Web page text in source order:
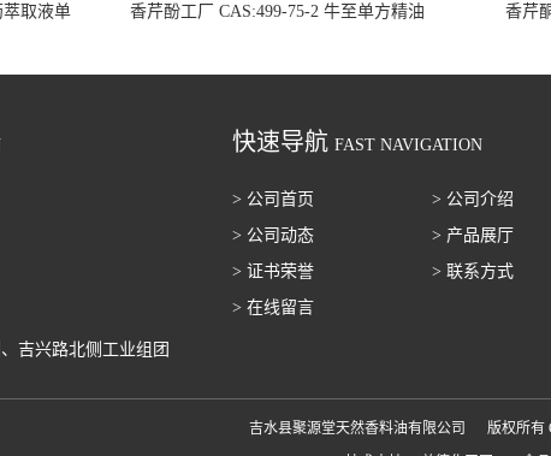
萃取液单
香芹酚工厂 CAS:499-75-2 牛至单方精油 香芹
吉兴路北侧工业组团
快速导航 FAST NAVIGATION
> 公司首页
> 公司介绍
> 公司动态
> 产品展厅
> 证书荣誉
> 联系方式
> 在线留言
吉水县聚源堂天然香料油有限公司 版权所有